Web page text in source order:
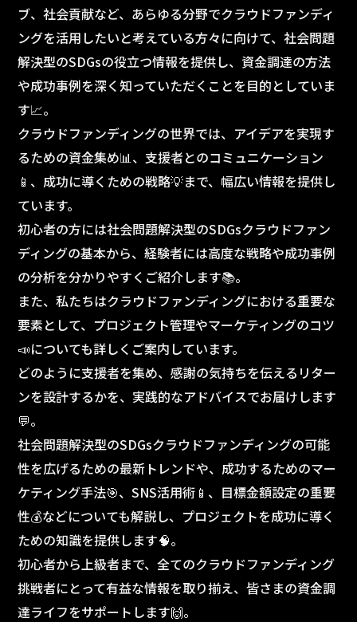
ブ、社会貢献など、あらゆる分野でクラウドファンディ
ングを活用したいと考えている方々に向けて、社会問題
解決型のSDGsの役立つ情報を提供し、資金調達の方法
や成功事例を深く知っていただくことを目的としていま
す📈。
クラウドファンディングの世界では、アイデアを実現す
るための資金集め📊、支援者とのコミュニケーション
📱、成功に導くための戦略💡まで、幅広い情報を提供し
ています。
初心者の方には社会問題解決型のSDGsクラウドファン
ディングの基本から、経験者には高度な戦略や成功事例
の分析を分かりやすくご紹介します📚。
また、私たちはクラウドファンディングにおける重要な
要素として、プロジェクト管理やマーケティングのコツ
📣についても詳しくご案内しています。
どのように支援者を集め、感謝の気持ちを伝えるリター
ンを設計するかを、実践的なアドバイスでお届けします
💬。
社会問題解決型のSDGsクラウドファンディングの可能
性を広げるための最新トレンドや、成功するためのマー
ケティング手法🎯、SNS活用術📱、目標金額設定の重要
性💰などについても解説し、プロジェクトを成功に導く
ための知識を提供します🧠。
初心者から上級者まで、全てのクラウドファンディング
挑戦者にとって有益な情報を取り揃え、皆さまの資金調
達ライフをサポートします🙌。